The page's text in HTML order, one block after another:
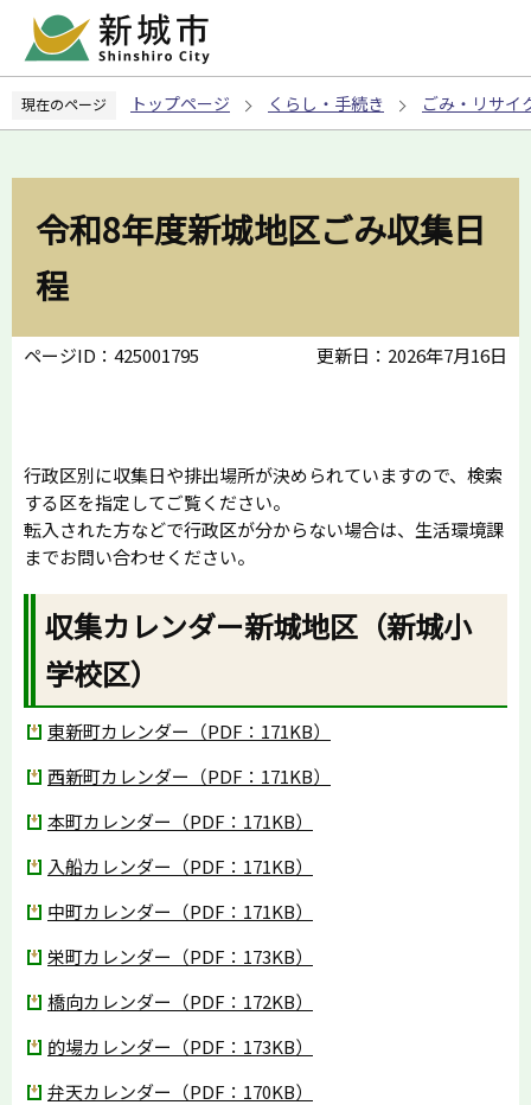
ペ
の
現在のページ トップページ くらし・手続き ごみ・リサイ
令和8年度新城地区ごみ収集日
程
ページID：425001795 更新日：2026年7月16日
行政区別に収集日や排出場所が決められていますので、検索
する区を指定してご覧ください。
転入された方などで行政区が分からない場合は、生活環境課
までお問い合わせください。
収集カレンダー新城地区（新城小
学校区）
東新町カレンダー（PDF：171KB）
西新町カレンダー（PDF：171KB）
本町カレンダー（PDF：171KB）
入船カレンダー（PDF：171KB）
中町カレンダー（PDF：171KB）
栄町カレンダー（PDF：173KB）
橋向カレンダー（PDF：172KB）
的場カレンダー（PDF：173KB）
弁天カレンダー（PDF：170KB）